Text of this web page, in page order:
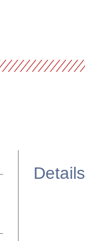
Details